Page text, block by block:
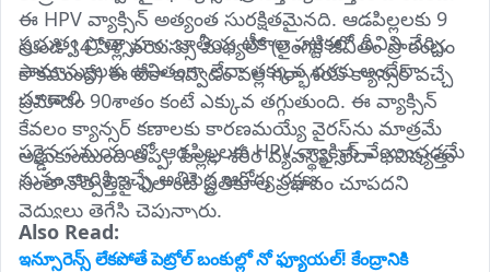
ఈ HPV వ్యాక్సిన్ అత్యంత సురక్షితమైనది. ఆడపిల్లలకు 9
నుండి 14 ఏళ్ల వయస్సు మధ్యలో (లైంగిక జీవితం ప్రారంభం
కాకముందే) ఈ టీకా ఇవ్వడం వల్ల గర్భాశయ క్యాన్సర్ వచ్చే
ప్రమాదం 90శాతం కంటే ఎక్కువ తగ్గుతుంది. ఈ వ్యాక్సిన్
కేవలం క్యాన్సర్ కణాలకు కారణమయ్యే వైరస్‌ను మాత్రమే
అడ్డుకుంటుంది తప్ప, పిల్లల శరీర వ్యవస్థపై లేదా భవిష్యత్తు
సంతానోత్పత్తిపై ఎలాంటి ప్రతికూల ప్రభావం చూపదని
వైద్యులు తెగేసి చెప్తున్నారు.
ప్రభుత్వ ప్రోత్సాహం: జాతీయ టీకాల పట్టికలో దీనిని చేర్చి,
సామాన్యులకు ఉచితంగా లేదా తక్కువ ధరకు అందేలా
చూడాలి.
సరైన సమయంలో ఆడపిల్లలకు HPV వ్యాక్సిన్ వేయించడమే
మనం వారికి ఇచ్చే అతిపెద్ద ఆరోగ్య రక్షణ.
Also Read:
ఇన్సూరెన్స్ లేకపోతే పెట్రోల్ బంకుల్లో నో ఫ్యూయల్! కేంద్రానికి